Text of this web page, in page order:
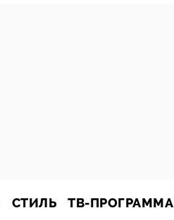
СТИЛЬ ТВ-ПРОГРАММА